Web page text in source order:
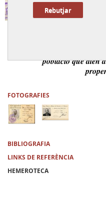
Rebutjar
població que atén
FOTOGRAFIES
BIBLIOGRAFIA
LINKS DE REFERÈNCIA
HEMEROTECA